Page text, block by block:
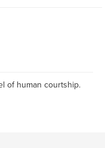
of human courtship.